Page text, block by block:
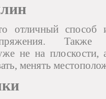
отличный способ
Также
не на плоскости,
менять